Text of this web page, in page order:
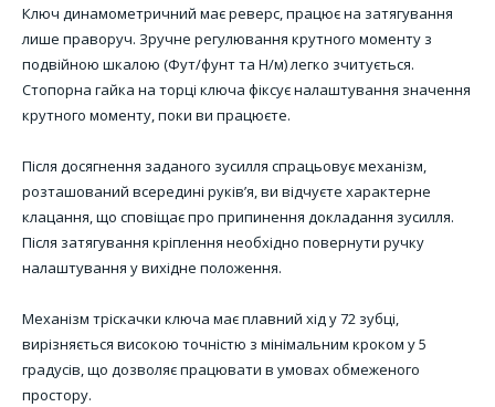
Ключ динамометричний має реверс, працює на затягування
лише праворуч. Зручне регулювання крутного моменту з
подвійною шкалою (Фут/фунт та Н/м) легко зчитується.
Стопорна гайка на торці ключа фіксує налаштування значення
крутного моменту, поки ви працюєте.
Після досягнення заданого зусилля спрацьовує механізм,
розташований всередині руків’я, ви відчуєте характерне
клацання, що сповіщає про припинення докладання зусилля.
Після затягування кріплення необхідно повернути ручку
налаштування у вихідне положення.
Механізм тріскачки ключа має плавний хід у 72 зубці,
вирізняється високою точністю з мінімальним кроком у 5
градусів, що дозволяє працювати в умовах обмеженого
простору.